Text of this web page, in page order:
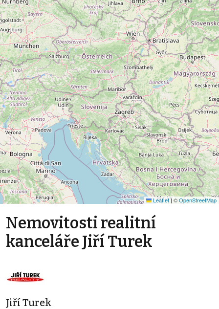
Leaflet |©OpenStreetMap
Nemovitosti realitní
kanceláře Jiří Turek
Jiří Turek